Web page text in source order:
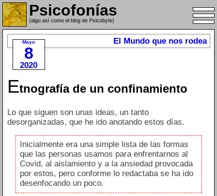
Psicofonías
(algo así como el blog de Psicobyte)
Mayo
8
2020
El Mundo que nos rodea
Etnografía de un confinamiento
Lo que siguen son unas ideas, un tanto
desorganizadas, que he ido anotando estos días.
Inicialmente era una simple lista de las formas
que las personas usamos para enfrentarnos al
Covid, al aislamiento y a la ansiedad provocada
por estos, pero conforme lo redactaba se ha ido
desenfocando un poco.